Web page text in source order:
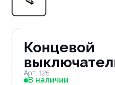
Концевой
Арт. 125
В наличии